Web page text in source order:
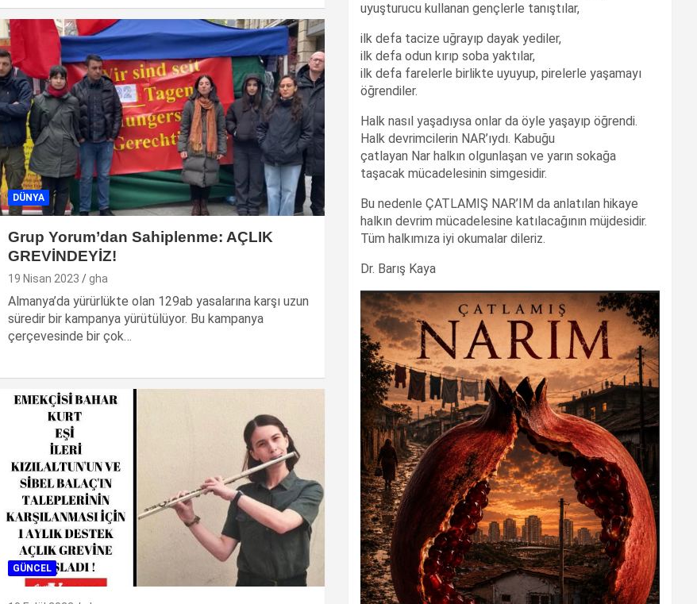
DÜNYA
Grup Yorum’dan Sahiplenme: AÇLIK
GREVİNDEYİZ!
19 Nisan 2023 gha
Almanya’da yürürlükte olan 129ab yasalarına karşı uzun
süredir bir kampanya yürütülüyor. Bu kampanya
çerçevesinde bir çok…
GÜNCEL
uyuşturucu kullanan gençlerle tanıştılar,
ilk defa tacize uğrayıp dayak yediler,
ilk defa odun kırıp soba yaktılar,
ilk defa farelerle birlikte uyuyup, pirelerle yaşamayı
öğrendiler.
Halk nasıl yaşadıysa onlar da öyle yaşayıp öğrendi.
Halk devrimcilerin NAR’ıydı. Kabuğu
çatlayan Nar halkın olgunlaşan ve yarın sokağa
taşacak mücadelesinin simgesidir.
Bu nedenle ÇATLAMIŞ NAR’IM da anlatılan hikaye
halkın devrim mücadelesine katılacağının müjdesidir.
Tüm halkımıza iyi okumalar dileriz.
Dr. Barış Kaya